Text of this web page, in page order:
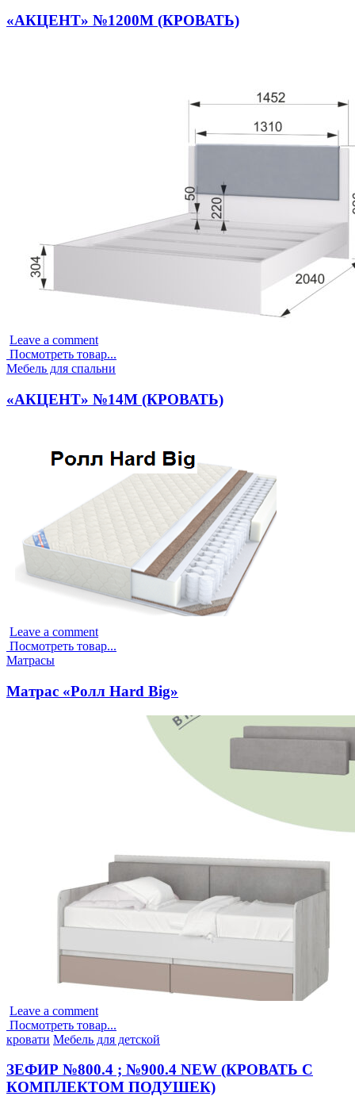
«АКЦЕНТ» №1200М (КРОВАТЬ)
Leave a comment
Посмотреть товар...
Опубликовано
Мебель для спальни
«АКЦЕНТ» №14М (КРОВАТЬ)
Leave a comment
Посмотреть товар...
Опубликовано
Матрасы
Матрас «Ролл Hard Big»
Leave a comment
Посмотреть товар...
Опубликовано
кровати Мебель для детской
ЗЕФИР №800.4 ; №900.4 NEW (КРОВАТЬ С
КОМПЛЕКТОМ ПОДУШЕК)